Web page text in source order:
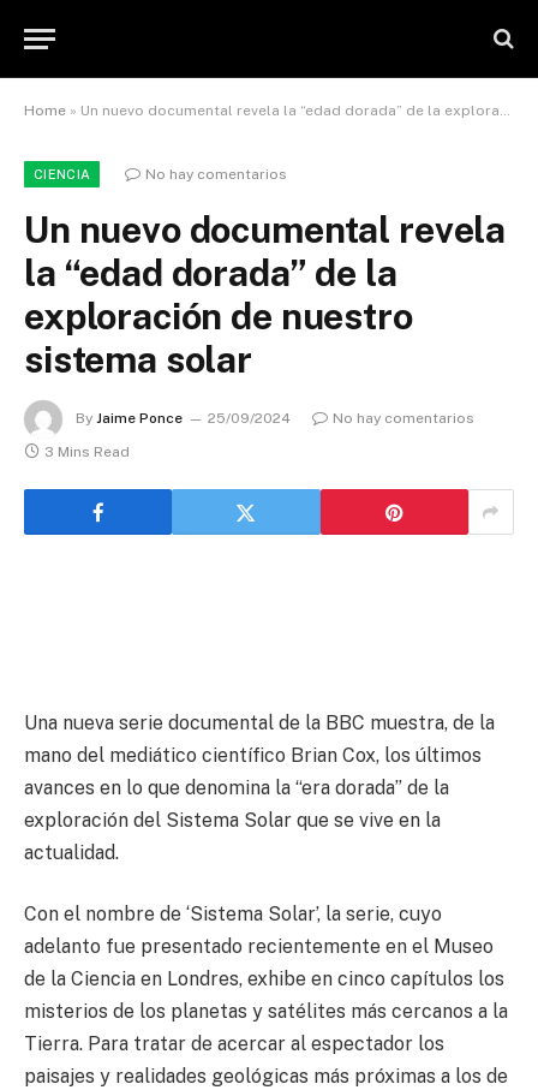
Home » Un nuevo documental revela la “edad dorada” de la exploración de nuestro sistema solar
CIENCIA No hay comentarios
Un nuevo documental revela
la “edad dorada” de la
exploración de nuestro
sistema solar
By Jaime Ponce 25/09/2024
No hay comentarios
3 Mins Read
Una nueva serie documental de la BBC muestra, de la
mano del mediático científico Brian Cox, los últimos
avances en lo que denomina la “era dorada” de la
exploración del Sistema Solar que se vive en la
actualidad.
Con el nombre de ‘Sistema Solar’, la serie, cuyo
adelanto fue presentado recientemente en el Museo
de la Ciencia en Londres, exhibe en cinco capítulos los
misterios de los planetas y satélites más cercanos a la
Tierra. Para tratar de acercar al espectador los
paisajes y realidades geológicas más próximas a los de